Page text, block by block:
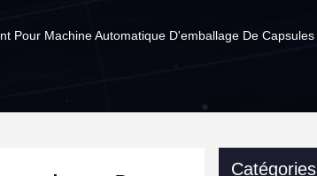
Pour Machine Automatique D'emballage De Capsules
Catégories